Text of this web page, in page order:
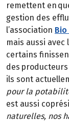
remettent en
gestion des
l’association Bio
mais aussi
certains
des
ils sont
pour la
est aussi
naturelles, nos